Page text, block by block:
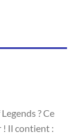
? Ce
! Il contient :